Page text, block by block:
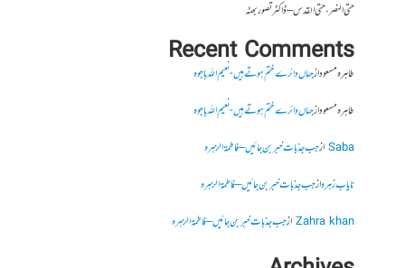
حتی النصر ، حتی القدس – ڈاکٹر تصور بھٹہ
Recent Comments
طاہرہ مسعودازجہاں دائرے ختم ہوتے ہیں- نعیم اللہ باجوہ
طاہرہ مسعودازجہاں دائرے ختم ہوتے ہیں- نعیم اللہ باجوہ
Sabaازجب جذبات خبر بن جائیں – فاطمۃالزہرہ
نایاب زہرہازجب جذبات خبر بن جائیں – فاطمۃالزہرہ
Zahra khanازجب جذبات خبر بن جائیں – فاطمۃالزہرہ